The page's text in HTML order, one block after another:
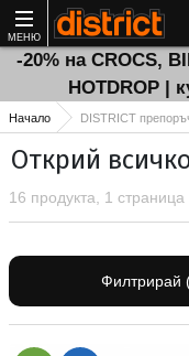
МЕНЮ
-20% на CROCS,
HOTDROP |
Начало DISTRICT
Открий
16 продукта, 1 страница
Филтрирай